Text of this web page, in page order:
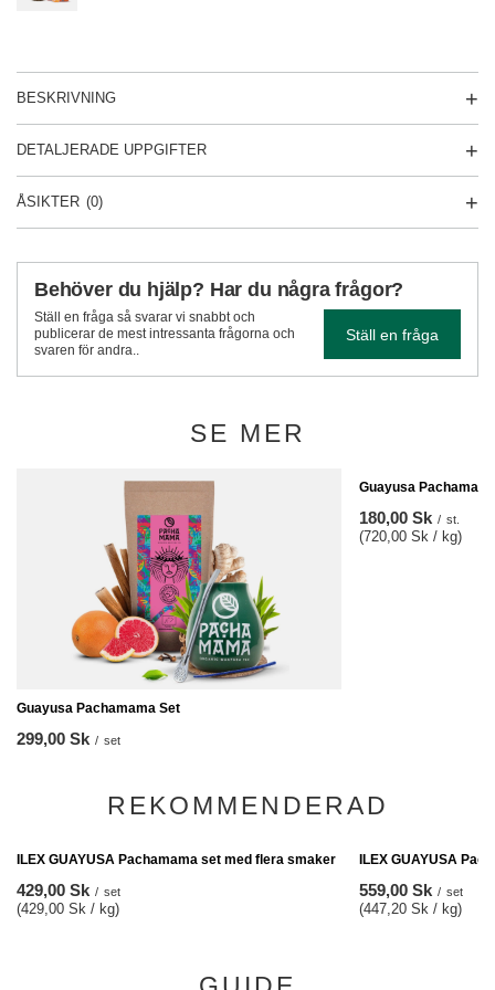
BESKRIVNING
DETALJERADE UPPGIFTER
ÅSIKTER (0)
Behöver du hjälp? Har du några frågor?
Ställ en fråga så svarar vi snabbt och
publicerar de mest intressanta frågorna och
svaren för andra..
Ställ en fråga
SE MER
Guayusa Pachamama Set
299,00 Sk / set
Guayusa
180,00 Sk / st.
(720,00 Sk / kg)
REKOMMENDERAD
ILEX GUAYUSA
559,00 Sk / set
(447,20 Sk / kg)